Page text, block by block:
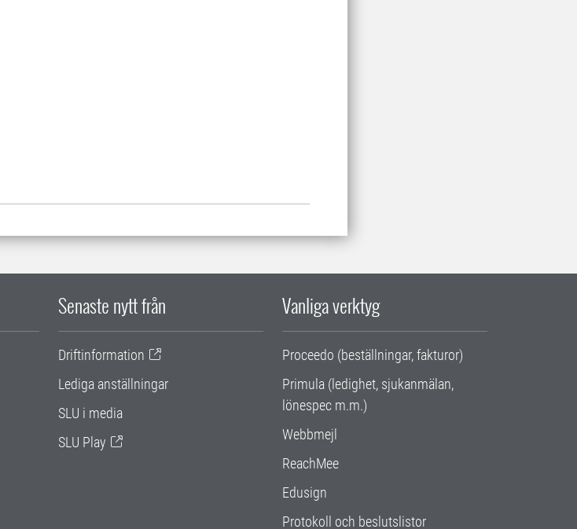
Senaste nytt från
Driftinformation
Lediga anställningar
SLU i media
SLU Play
Vanliga verktyg
Proceedo (beställningar, fakturor)
Primula (ledighet, sjukanmälan,
lönespec m.m.)
Webbmejl
ReachMee
Edusign
Protokoll och beslutslistor